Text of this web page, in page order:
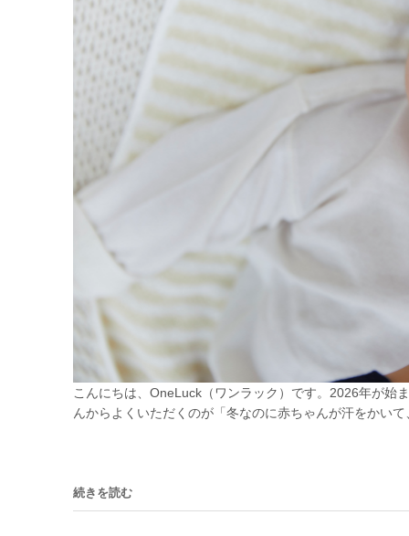
こんにちは、OneLuck（ワンラック）です。2026年が
んからよくいただくのが「冬なのに赤ちゃんが汗をかい
続きを読む